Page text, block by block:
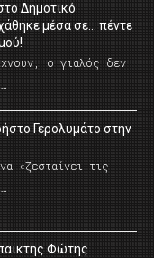
Δημοτικό
μέσα σε… πέντε
ο γιαλός δεν
Γερολυμάτο στην
«ζεσταίνει τις
Φώτης